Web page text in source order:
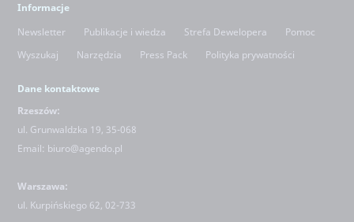
Informacje
Newsletter
Publikacje i wiedza Strefa Dewelopera
Pomoc
Wyszukaj
Narzędzia Press Pack Polityka prywatności
Dane kontaktowe
Rzeszów:
ul. Grunwaldzka 19, 35-068
Email: biuro@agendo.pl
Warszawa:
ul. Kurpińskiego 62, 02-733